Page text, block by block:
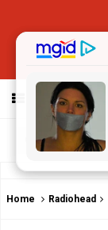
MENU
Home Radiohead